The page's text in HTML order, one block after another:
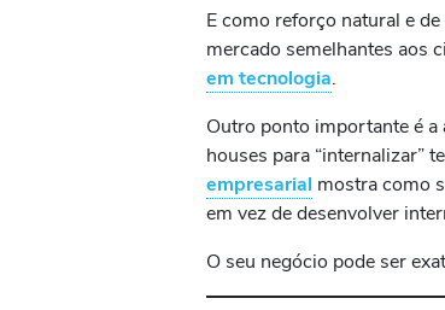
E como reforço natural e
mercado semelhantes aos
em tecnologia.
Outro ponto importante é a
houses para “internalizar”
empresarial mostra como
em vez de desenvolver
O seu negócio pode ser